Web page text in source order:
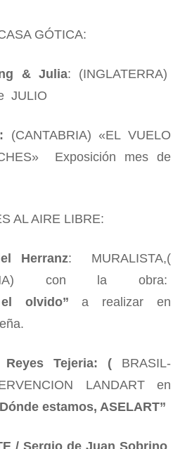
GÓTICA:
& Julia: (INGLATERRA)
JULIO
(CANTABRIA) «EL VUELO
Exposición mes de
AL AIRE LIBRE:
Herranz: MURALISTA,(
con la obra:
el olvido” a realizar en
Tejeria: ( BRASIL-
LANDART en
estamos, ASELART”